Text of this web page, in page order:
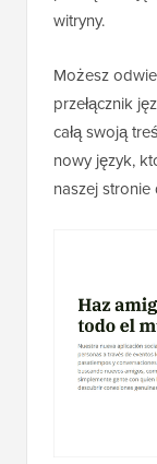
witryny.
Możesz
przełącznik
całą swoją
nowy język,
naszej stronie